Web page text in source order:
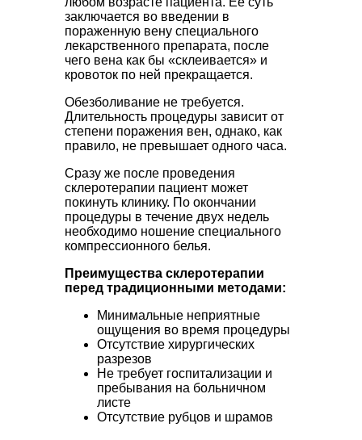
заключается во введении в
пораженную вену специального
лекарственного препарата, после
чего вена как бы «склеивается» и
кровоток по ней прекращается.
Обезболивание не требуется.
Длительность процедуры зависит от
степени поражения вен, однако, как
правило, не превышает одного часа.
Сразу же после проведения
склеротерапии пациент может
покинуть клинику. По окончании
процедуры в течение двух недель
необходимо ношение специального
компрессионного белья.
Преимущества склеротерапии
перед традиционными методами:
Минимальные неприятные
ощущения во время процедуры
Отсутствие хирургических
разрезов
Не требует госпитализации и
пребывания на больничном
листе
Отсутствие рубцов и шрамов